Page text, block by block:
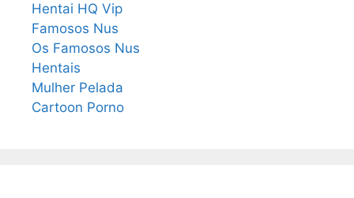
Hentai HQ Vip
Famosos Nus
Os Famosos Nus
Hentais
Mulher Pelada
Cartoon Porno